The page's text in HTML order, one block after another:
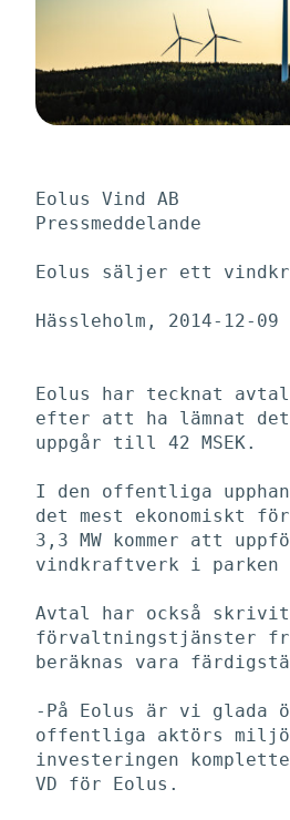
Eolus Vind AB
Pressmeddelande
Eolus säljer ett
Hässleholm, 2014-12-09
Eolus har tecknat
efter att ha lämnat det
uppgår till 42 MSEK.
I den offentliga
det mest ekonomiskt
3,3 MW kommer att
vindkraftverk i
Avtal har också
förvaltningstjänster
beräknas vara
-På Eolus är vi glada
offentliga aktörs
investeringen
VD för Eolus.